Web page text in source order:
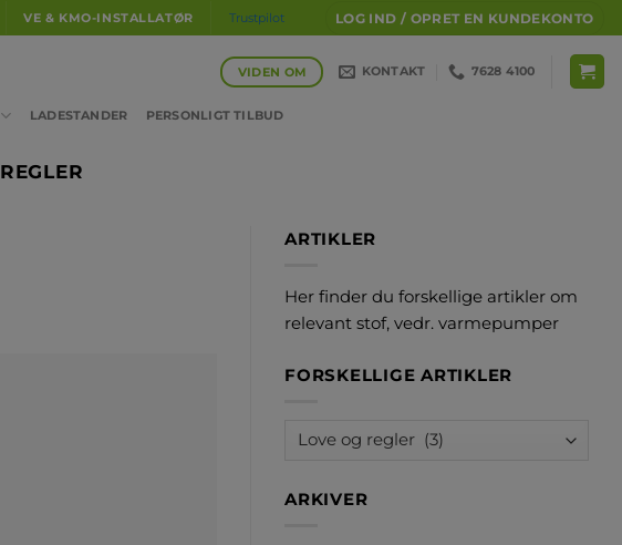
VE & KMO-INSTALLATØR Trustpilot LOG IND / OPRET EN KUNDEKONTO
VIDEN OM KONTAKT 7628 4100
LADESTANDER PERSONLIGT TILBUD
ARTIKLER
Her finder du forskellige artikler om
relevant stof, vedr. varmepumper
FORSKELLIGE ARTIKLER
Forskellige
ARKIVER